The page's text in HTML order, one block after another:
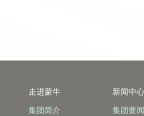
走进蒙牛
集团简介
新闻中心
集团要闻